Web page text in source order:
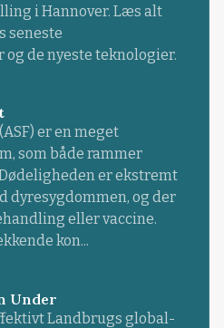
i Hannover. Læs alt
seneste
de nyeste teknologier.
er en meget
som både rammer
er ekstremt
dyresygdommen, og der
eller vaccine.
kon...
Under
Landbrugs global-